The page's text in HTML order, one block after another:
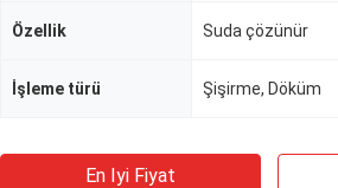
Özellik Suda çözünür
İşleme türü Şişirme, Döküm
En Iyi Fiyat